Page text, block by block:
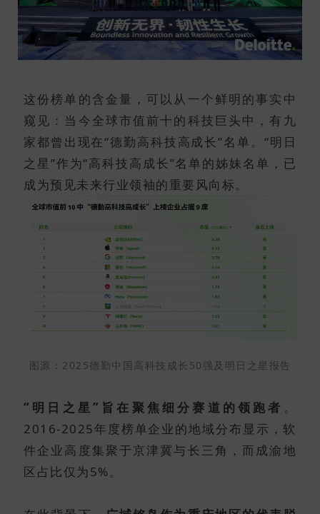
这份榜单的含金量，可以从一个鲜明的事实中
窥见：当今全球市值前十的科技巨头中，有九
家都曾出现在“德勤高科技高成长”名单。“明日
之星”作为“高科技高成长”名单的姊妹名单，已
成为预见未来行业领袖的重要风向标。
图源：2025德勤中国高科技成长50强及明日之星报告
“明日之星”旨在聚焦细分赛道的领跑者 。
2016-2025年度榜单企业的地域分布显示，软
件企业高度集聚于京津冀与长三角，而成渝地
区占比仅为5%。